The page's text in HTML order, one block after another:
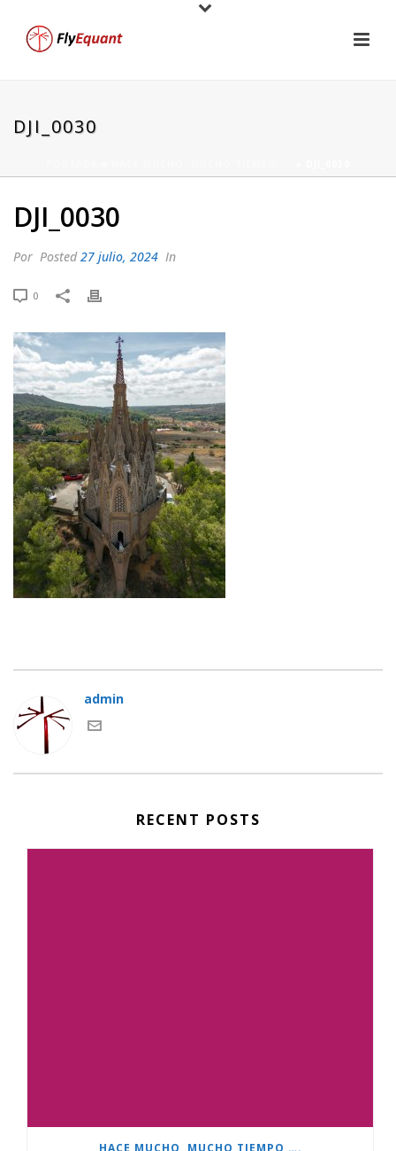
DJI_0030
DJI_0030
Por Posted27 julio, 2024 In
0
admin
RECENT POSTS